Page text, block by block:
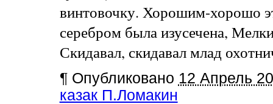
винтовочку. Хорошим-хорошо
серебром была изусечена,
Скидавал, скидавал млад
¶ Опубликовано 12 Апрель
казак П.Ломакин